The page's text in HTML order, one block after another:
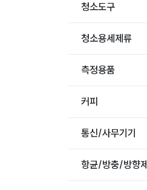
청소도구
청소용세제류
측정용품
커피
통신/사무기기
항균/방충/방향제